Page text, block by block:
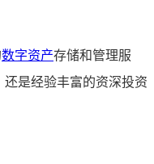
数字资产存储和管理服
是经验丰富的资深投资